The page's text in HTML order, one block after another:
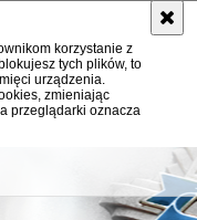
korzystanie z
tych plików, to
urządzenia.
zmieniając
przeglądarki oznacza